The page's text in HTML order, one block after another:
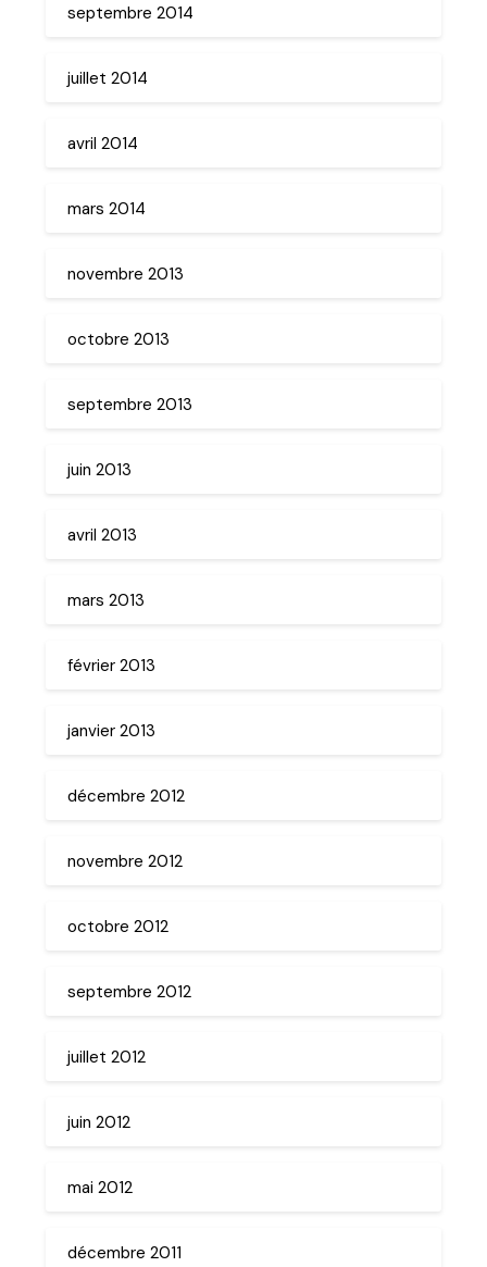
septembre 2014
juillet 2014
avril 2014
mars 2014
novembre 2013
octobre 2013
septembre 2013
juin 2013
avril 2013
mars 2013
février 2013
janvier 2013
décembre 2012
novembre 2012
octobre 2012
septembre 2012
juillet 2012
juin 2012
mai 2012
décembre 2011